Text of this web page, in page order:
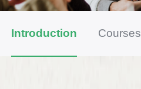
Introduction Courses